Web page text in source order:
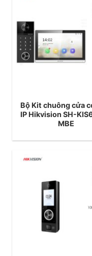
Bộ Kit chuông cửa
IP Hikvision SH-
MBE